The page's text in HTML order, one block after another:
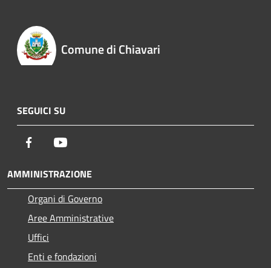
Comune di Chiavari
SEGUICI SU
Facebook
AMMINISTRAZIONE
Organi di Governo
Aree Amministrative
Uffici
Enti e fondazioni